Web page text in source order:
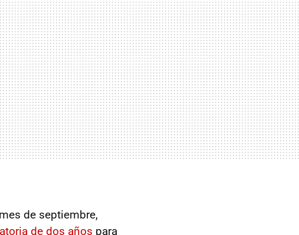
de septiembre,
de dos años para